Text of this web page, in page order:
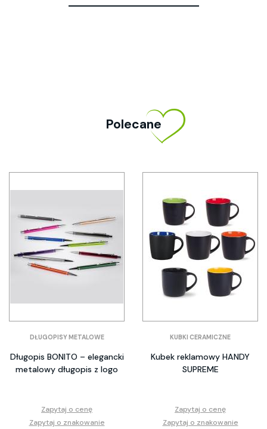
Polecane
DŁUGOPISY METALOWE
Długopis BONITO – elegancki
metalowy długopis z logo
Zapytaj o cenę
Zapytaj o znakowanie
KUBKI CERAMICZNE
Kubek reklamowy HANDY
SUPREME
Zapytaj o cenę
Zapytaj o znakowanie